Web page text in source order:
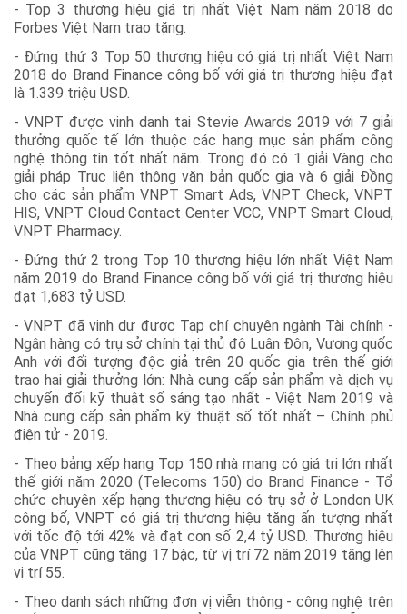
- Top 3 thương hiệu giá trị nhất Việt Nam năm 2018 do
Forbes Việt Nam trao tặng.
- Đứng thứ 3 Top 50 thương hiệu có giá trị nhất Việt Nam
2018 do Brand Finance công bố với giá trị thương hiệu đạt
là 1.339 triệu USD.
- VNPT được vinh danh tại Stevie Awards 2019 với 7 giải
thưởng quốc tế lớn thuộc các hạng mục sản phẩm công
nghệ thông tin tốt nhất năm. Trong đó có 1 giải Vàng cho
giải pháp Trục liên thông văn bản quốc gia và 6 giải Đồng
cho các sản phẩm VNPT Smart Ads, VNPT Check, VNPT
HIS, VNPT Cloud Contact Center VCC, VNPT Smart Cloud,
VNPT Pharmacy.
- Đứng thứ 2 trong Top 10 thương hiệu lớn nhất Việt Nam
năm 2019 do Brand Finance công bố với giá trị thương hiệu
đạt 1,683 tỷ USD.
- VNPT đã vinh dự được Tạp chí chuyên ngành Tài chính -
Ngân hàng có trụ sở chính tại thủ đô Luân Đôn, Vương quốc
Anh với đối tượng độc giả trên 20 quốc gia trên thế giới
trao hai giải thưởng lớn: Nhà cung cấp sản phẩm và dịch vụ
chuyển đổi kỹ thuật số sáng tạo nhất - Việt Nam 2019 và
Nhà cung cấp sản phẩm kỹ thuật số tốt nhất – Chính phủ
điện tử - 2019.
- Theo bảng xếp hạng Top 150 nhà mạng có giá trị lớn nhất
thế giới năm 2020 (Telecoms 150) do Brand Finance - Tổ
chức chuyên xếp hạng thương hiệu có trụ sở ở London UK
công bố, VNPT có giá trị thương hiệu tăng ấn tượng nhất
với tốc độ tới 42% và đạt con số 2,4 tỷ USD. Thương hiệu
của VNPT cũng tăng 17 bậc, từ vị trí 72 năm 2019 tăng lên
vị trí 55.
- Theo danh sách những đơn vị viễn thông - công nghệ trên